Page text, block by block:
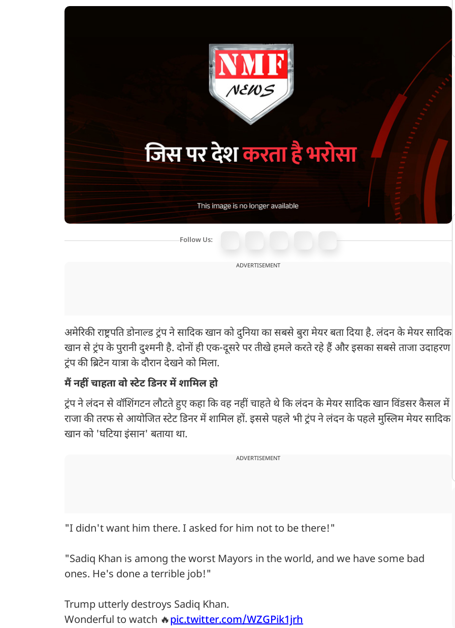
Follow Us:
ADVERTISEMENT
अमेरिकी राष्ट्रपति डोनाल्ड ट्रंप ने सादिक खान को दुनिया का सबसे बुरा मेयर बता दिया है. लंदन के मेयर सादिक
खान से ट्रंप के पुरानी दुश्मनी है. दोनों ही एक-दूसरे पर तीखे हमले करते रहे हैं और इसका सबसे ताजा उदाहरण
ट्रंप की ब्रिटेन यात्रा के दौरान देखने को मिला.
मैं नहीं चाहता वो स्टेट डिनर में शामिल हो
ट्रंप ने लंदन से वॉशिंगटन लौटते हुए कहा कि वह नहीं चाहते थे कि लंदन के मेयर सादिक खान विंडसर कैसल में
राजा की तरफ से आयोजित स्टेट डिनर में शामिल हों. इससे पहले भी ट्रंप ने लंदन के पहले मुस्लिम मेयर सादिक
खान को 'घटिया इंसान' बताया था.
ADVERTISEMENT
"I didn't want him there. I asked for him not to be there!"
"Sadiq Khan is among the worst Mayors in the world, and we have some bad
ones. He's done a terrible job!"
Trump utterly destroys Sadiq Khan.
Wonderful to watch 🔥pic.twitter.com/WZGPik1jrh